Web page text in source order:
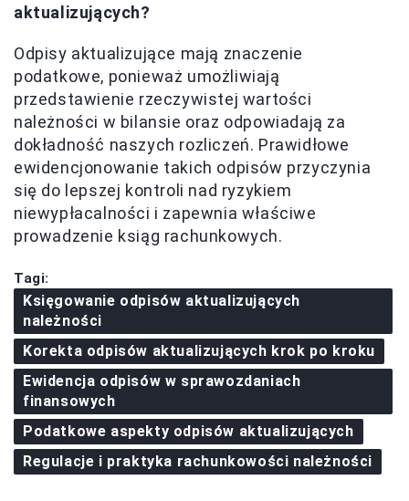
aktualizujących?
Odpisy aktualizujące mają znaczenie
podatkowe, ponieważ umożliwiają
przedstawienie rzeczywistej wartości
należności w bilansie oraz odpowiadają za
dokładność naszych rozliczeń. Prawidłowe
ewidencjonowanie takich odpisów przyczynia
się do lepszej kontroli nad ryzykiem
niewypłacalności i zapewnia właściwe
prowadzenie ksiąg rachunkowych.
Tagi:
Księgowanie odpisów aktualizujących
należności
Korekta odpisów aktualizujących krok po kroku
Ewidencja odpisów w sprawozdaniach
finansowych
Podatkowe aspekty odpisów aktualizujących
Regulacje i praktyka rachunkowości należności